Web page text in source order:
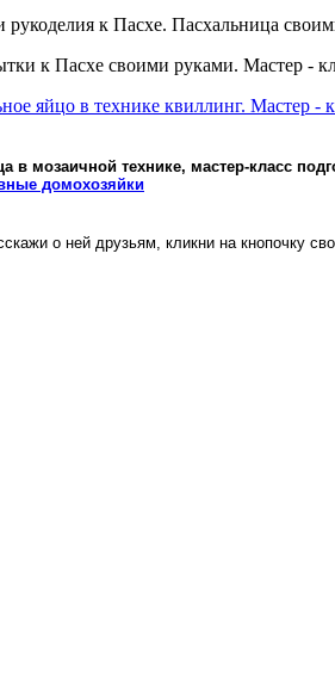
рукоделия к Пасхе. Пасхальница
к Пасхе своими руками. Мастер -
яйцо в технике квиллинг. Мастер -
в мозаичной технике, мастер-класс
домохозяйки
о ней друзьям, кликни на кнопочку